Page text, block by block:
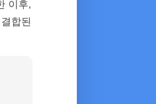
이후,
합된